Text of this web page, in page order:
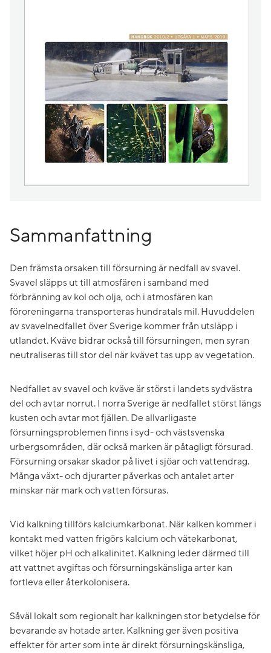
Sammanfattning
Den främsta orsaken till försurning är nedfall av svavel.
Svavel släpps ut till atmosfären i samband med
förbränning av kol och olja, och i atmosfären kan
föroreningarna transporteras hundratals mil. Huvuddelen
av svavelnedfallet över Sverige kommer från utsläpp i
utlandet. Kväve bidrar också till försurningen, men syran
neutraliseras till stor del när kvävet tas upp av vegetation.
Nedfallet av svavel och kväve är störst i landets sydvästra
del och avtar norrut. I norra Sverige är nedfallet störst längs
kusten och avtar mot fjällen. De allvarligaste
försurningsproblemen finns i syd- och västsvenska
urbergsområden, där också marken är påtagligt försurad.
Försurning orsakar skador på livet i sjöar och vattendrag.
Många växt- och djurarter påverkas och antalet arter
minskar när mark och vatten försuras.
Vid kalkning tillförs kalciumkarbonat. När kalken kommer i
kontakt med vatten frigörs kalcium och vätekarbonat,
vilket höjer pH och alkalinitet. Kalkning leder därmed till
att vattnet avgiftas och försurningskänsliga arter kan
fortleva eller återkolonisera.
Såväl lokalt som regionalt har kalkningen stor betydelse för
bevarande av hotade arter. Kalkning ger även positiva
effekter för arter som inte är direkt försurningskänsliga,